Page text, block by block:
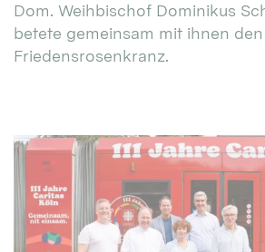
Dom. Weihbischof Dominikus
betete gemeinsam mit ihnen den
Friedensrosenkranz.